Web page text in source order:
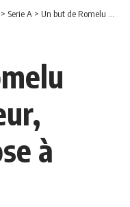
> Serie A > Un but de Romelu Lukaku butteur, l’Inter s’impose à Cagliari
à